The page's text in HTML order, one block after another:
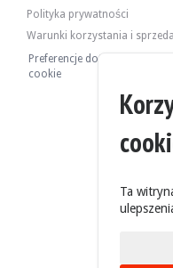
Polityka prywatności
Warunki korzystania i
Preferencje dotyczące plików
cookie
Ta